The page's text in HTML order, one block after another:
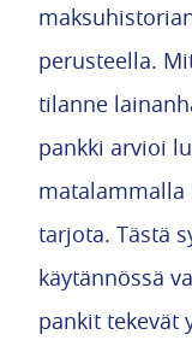
perusteella.
tilanne
pankki arvioi
matalammalla
tarjota. Tästä
käytännössä
pankit tekevät